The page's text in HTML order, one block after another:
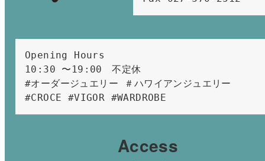
Opening Hours
10:30 〜19:00　不定休
#オーダージュエリー ＃ハワイアンジュエリー
#CROCE #VIGOR #WARDROBE
Access